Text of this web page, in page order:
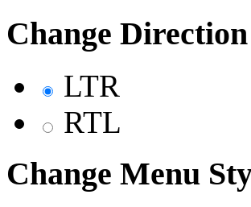
Change Direction
LTR
RTL
Change Menu